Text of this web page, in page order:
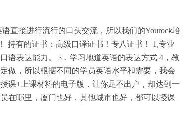
直接进行流行的口头交流，所以我们的Yourock培
持有的证书：高级口译证书！专八证书！ 1,专业
语表达能力。 3，学习地道英语的表达方式 4，教
做，所以根据不同的学员英语水平和需要，我会
课+上课材料的电子版，让你足不出户，却达到一
在哪里，厦门也好，其他城市也好，都可以授课